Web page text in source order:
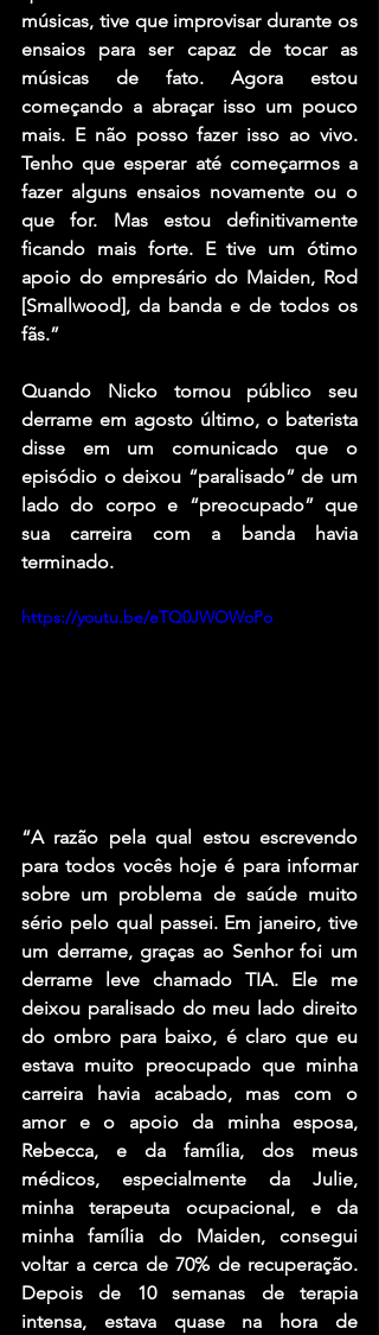
músicas, tive que improvisar durante os
ensaios para ser capaz de tocar as
músicas de fato. Agora estou
começando a abraçar isso um pouco
mais. E não posso fazer isso ao vivo.
Tenho que esperar até começarmos a
fazer alguns ensaios novamente ou o
que for. Mas estou definitivamente
ficando mais forte. E tive um ótimo
apoio do empresário do Maiden, Rod
[Smallwood], da banda e de todos os
fãs.”
Quando Nicko tornou público seu
derrame em agosto último, o baterista
disse em um comunicado que o
episódio o deixou “paralisado” de um
lado do corpo e “preocupado” que
sua carreira com a banda havia
terminado.
https://youtu.be/eTQ0JWOWoPo
“A razão pela qual estou escrevendo
para todos vocês hoje é para informar
sobre um problema de saúde muito
sério pelo qual passei. Em janeiro, tive
um derrame, graças ao Senhor foi um
derrame leve chamado TIA. Ele me
deixou paralisado do meu lado direito
do ombro para baixo, é claro que eu
estava muito preocupado que minha
carreira havia acabado, mas com o
amor e o apoio da minha esposa,
Rebecca, e da família, dos meus
médicos, especialmente da Julie,
minha terapeuta ocupacional, e da
minha família do Maiden, consegui
voltar a cerca de 70% de recuperação.
Depois de 10 semanas de terapia
intensa, estava quase na hora de